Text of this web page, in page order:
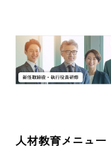
人材教育メニュー